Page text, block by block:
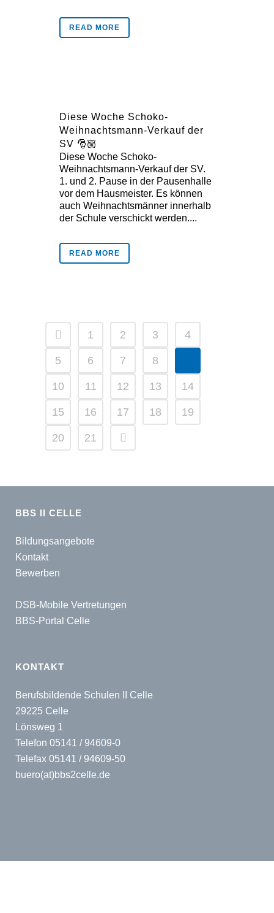
READ MORE
Diese Woche Schoko-
Weihnachtsmann-Verkauf der
SV 🎅🏼
Diese Woche Schoko-
Weihnachtsmann-Verkauf der SV.
1. und 2. Pause in der Pausenhalle
vor dem Hausmeister. Es können
auch Weihnachtsmänner innerhalb
der Schule verschickt werden....
READ MORE
1 2 3 4
5 6 7 8
10 11 12 13 14
15 16 17 18 19
20 21
BBS II CELLE
Bildungsangebote
Kontakt
Bewerben
DSB-Mobile Vertretungen
BBS-Portal Celle
KONTAKT
Berufsbildende Schulen II Celle
29225 Celle
Lönsweg 1
Telefon 05141 / 94609-0
Telefax 05141 / 94609-50
buero(at)bbs2celle.de